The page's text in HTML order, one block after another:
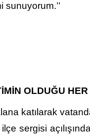
OLDUĞU
katılarak
sergisi